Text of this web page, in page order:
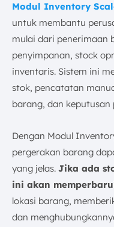
Modul Inventory
untuk membantu
mulai dari penerimaan
penyimpanan, stock
inventaris. Sistem ini
stok, pencatatan
barang, dan
Dengan Modul
pergerakan barang
yang jelas. Jika ada
ini akan
lokasi barang,
dan